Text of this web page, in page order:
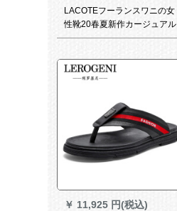
LACOTEフーランスワニの女
性靴20春夏新作カージュアル
サマル女性靴
￥ 11,925 円(税込)